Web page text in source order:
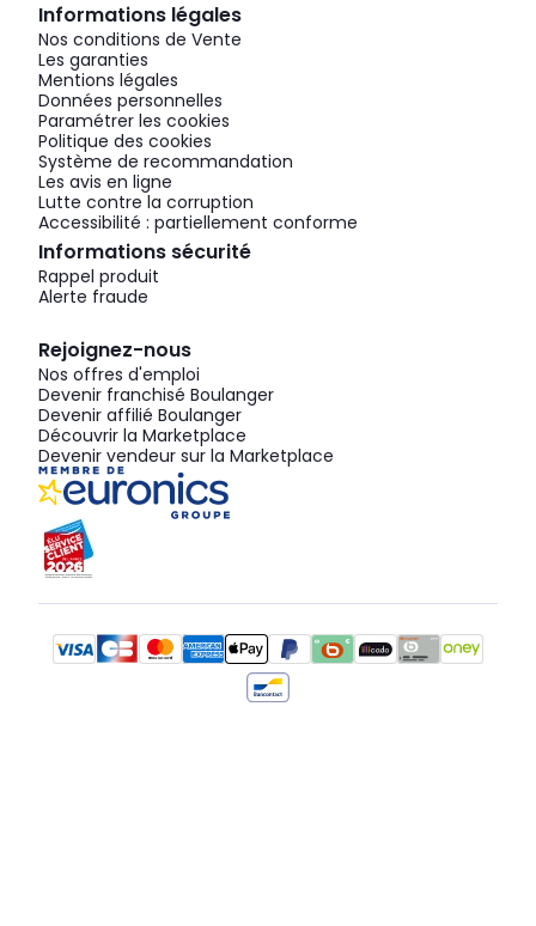
Informations légales
Nos conditions de Vente
Les garanties
Mentions légales
Données personnelles
Paramétrer les cookies
Politique des cookies
Système de recommandation
Les avis en ligne
Lutte contre la corruption
Accessibilité : partiellement conforme
Informations sécurité
Rappel produit
Alerte fraude
Rejoignez-nous
Nos offres d'emploi
Devenir franchisé Boulanger
Devenir affilié Boulanger
Découvrir la Marketplace
Devenir vendeur sur la Marketplace